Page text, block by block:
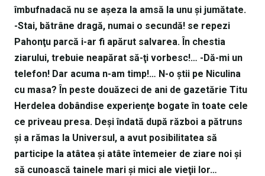
îmbufnadacă nu se aşeza la amsă la unu şi jumătate.
-Stai, bătrâne dragă, numai o secundă! se repezi
Pahonţu parcă i-ar fi apărut salvarea. În chestia
ziarului, trebuie neapărat să-ţi vorbesc!… -Dă-mi un
telefon! Dar acuma n-am timp!… N-o ştii pe Niculina
cu masa? În peste douăzeci de ani de gazetărie Titu
Herdelea dobândise experienţe bogate în toate cele
ce priveau presa. Deşi îndată după război a pătruns
şi a rămas la Universul, a avut posibilitatea să
participe la atâtea şi atâte întemeier de ziare noi şi
să cunoască tainele mari şi mici ale vieţii lor…